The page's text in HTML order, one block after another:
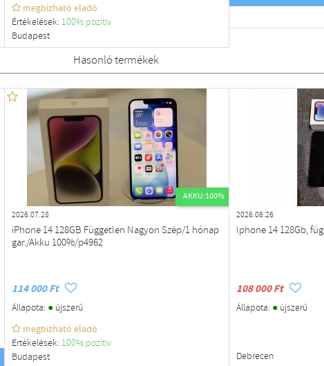
megbízható eladó
Értékelések: 100% pozítiv
Budapest
Hasonló termékek
AKKU:100%
2026.07.28
iPhone 14 128GB Független Nagyon Szép/1 hónap
gar./Akku 100%/p4962
114 000 Ft
Állapota: ●újszerű
megbízható eladó
Értékelések: 100% pozítiv
Budapest
2026.06.26
Iphone 14 128Gb,
108 000 Ft
Állapota: ●újszerű
Debrecen